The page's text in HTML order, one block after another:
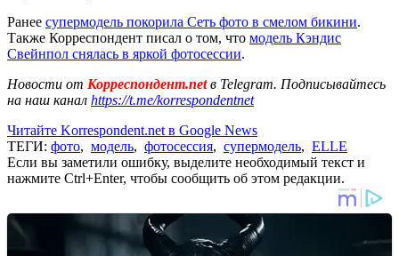
Ранее супермодель покорила Сеть фото в смелом бикини.
Также Корреспондент писал о том, что модель Кэндис
Свейнпол снялась в яркой фотосессии.
Новости от Корреспондент.netв Telegram. Подписывайтесь
на наш канал https://t.me/korrespondentnet
Читайте Korrespondent.net в Google News
ТЕГИ: фото, модель, фотосессия, супермодель, ELLE
Если вы заметили ошибку, выделите необходимый текст и
нажмите Ctrl+Enter, чтобы сообщить об этом редакции.